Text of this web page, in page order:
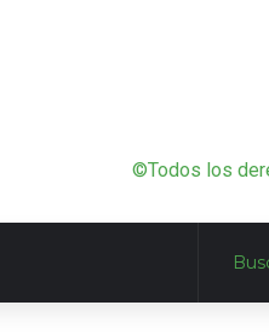
©Todos los